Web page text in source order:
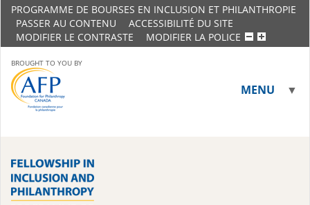
PROGRAMME DE BOURSES EN INCLUSION ET PHILANTHROPIE
PASSER AU CONTENU
ACCESSIBILITÉ DU SITE
MODIFIER LE CONTRASTE
MODIFIER LA POLICE
BROUGHT TO YOU BY
MENU ▼